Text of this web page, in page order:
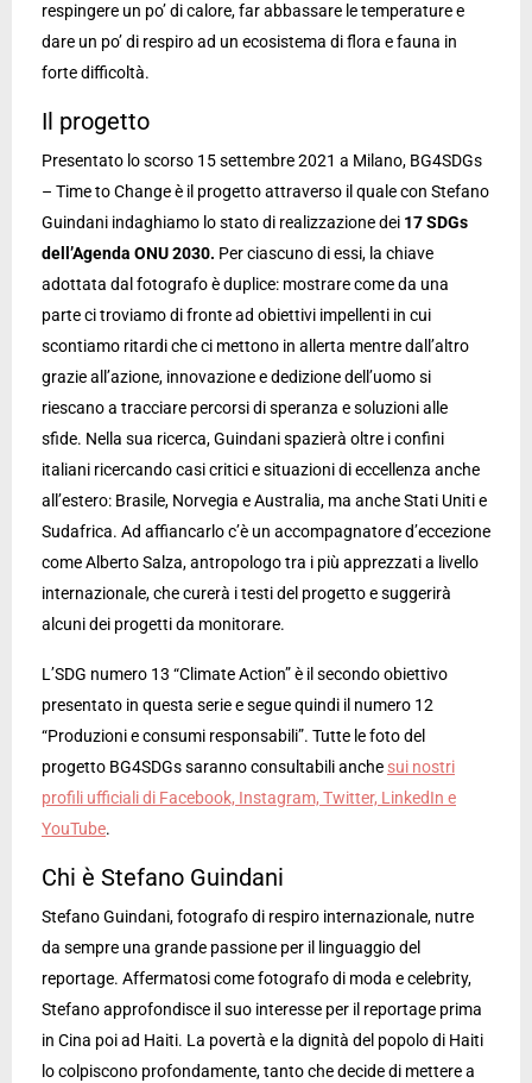
respingere un po’ di calore, far abbassare le temperature e
dare un po’ di respiro ad un ecosistema di flora e fauna in
forte difficoltà.
Il progetto
Presentato lo scorso 15 settembre 2021 a Milano, BG4SDGs
– Time to Change è il progetto attraverso il quale con Stefano
Guindani indaghiamo lo stato di realizzazione dei 17 SDGs
dell’Agenda ONU 2030. Per ciascuno di essi, la chiave
adottata dal fotografo è duplice: mostrare come da una
parte ci troviamo di fronte ad obiettivi impellenti in cui
scontiamo ritardi che ci mettono in allerta mentre dall’altro
grazie all’azione, innovazione e dedizione dell’uomo si
riescano a tracciare percorsi di speranza e soluzioni alle
sfide. Nella sua ricerca, Guindani spazierà oltre i confini
italiani ricercando casi critici e situazioni di eccellenza anche
all’estero: Brasile, Norvegia e Australia, ma anche Stati Uniti e
Sudafrica. Ad affiancarlo c’è un accompagnatore d’eccezione
come Alberto Salza, antropologo tra i più apprezzati a livello
internazionale, che curerà i testi del progetto e suggerirà
alcuni dei progetti da monitorare.
L’SDG numero 13 “Climate Action” è il secondo obiettivo
presentato in questa serie e segue quindi il numero 12
“Produzioni e consumi responsabili”. Tutte le foto del
progetto BG4SDGs saranno consultabili anche sui nostri
profili ufficiali di Facebook, Instagram, Twitter, LinkedIn e
YouTube.
Chi è Stefano Guindani
Stefano Guindani, fotografo di respiro internazionale, nutre
da sempre una grande passione per il linguaggio del
reportage. Affermatosi come fotografo di moda e celebrity,
Stefano approfondisce il suo interesse per il reportage prima
in Cina poi ad Haiti. La povertà e la dignità del popolo di Haiti
lo colpiscono profondamente, tanto che decide di mettere a